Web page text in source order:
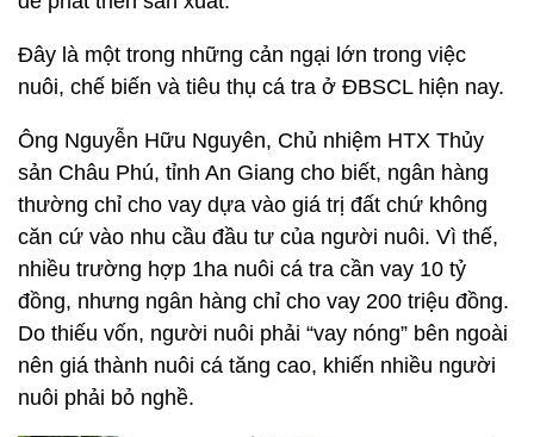
Đây là một trong những cản ngại lớn trong việc
nuôi, chế biến và tiêu thụ cá tra ở ĐBSCL hiện nay.
Ông Nguyễn Hữu Nguyên, Chủ nhiệm HTX Thủy
sản Châu Phú, tỉnh An Giang cho biết, ngân hàng
thường chỉ cho vay dựa vào giá trị đất chứ không
căn cứ vào nhu cầu đầu tư của người nuôi. Vì thế,
nhiều trường hợp 1ha nuôi cá tra cần vay 10 tỷ
đồng, nhưng ngân hàng chỉ cho vay 200 triệu đồng.
Do thiếu vốn, người nuôi phải “vay nóng” bên ngoài
nên giá thành nuôi cá tăng cao, khiến nhiều người
nuôi phải bỏ nghề.